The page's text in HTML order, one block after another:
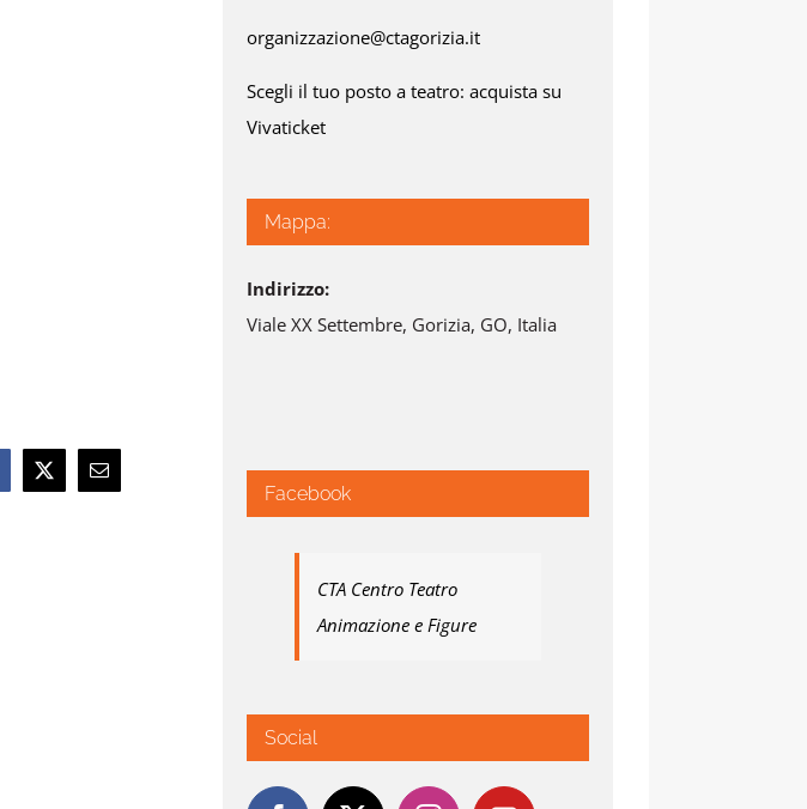
organizzazione@ctagorizia.it
Scegli il tuo posto a teatro: acquista su
Vivaticket
Mappa:
Indirizzo:
Viale XX Settembre, Gorizia, GO, Italia
Facebook
CTA Centro Teatro
Animazione e Figure
Social